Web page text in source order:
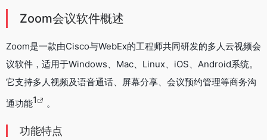
Zoom会议软件概述
Zoom是一款由Cisco与WebEx的工程师共同研发的多人云视频会
议软件，适用于Windows、Mac、Linux、iOS、Android系统。
它支持多人视频及语音通话、屏幕分享、会议预约管理等商务沟
通功能1 。
功能特点